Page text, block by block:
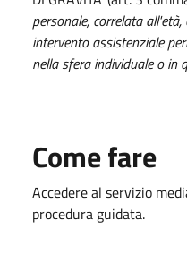
personale, correlata
intervento assistenziale
nella sfera individuale o in
Come fare
Accedere al servizio
procedura guidata.